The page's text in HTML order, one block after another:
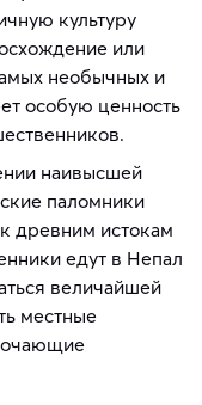
культуру
или
необычных и
особую ценность
наивысшей
паломники
древним истокам
едут в Непал
величайшей
местные